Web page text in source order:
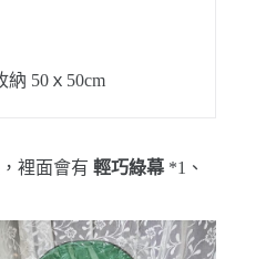
納 50ｘ50cm
裡面會有 輕巧綠幕 *1、